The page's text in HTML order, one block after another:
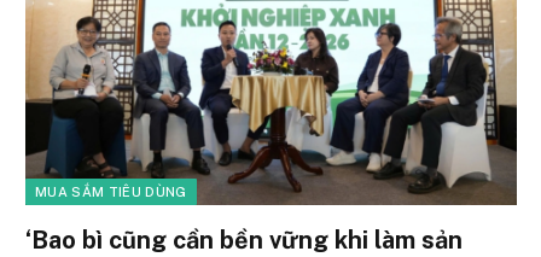
MUA SẮM TIÊU DÙNG
‘Bao bì cũng cần bền vững khi làm sản